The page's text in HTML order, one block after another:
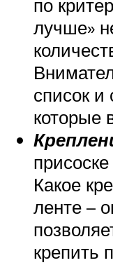
по
лучше»
список и
которые
Какое
ленте –
крепить